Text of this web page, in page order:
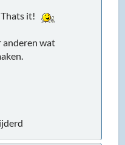
it!
anderen wat